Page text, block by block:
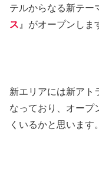
テルからなる新テー
ス 』がオープンしま
新エリアには新アト
なっており、オープ
くいるかと思います。